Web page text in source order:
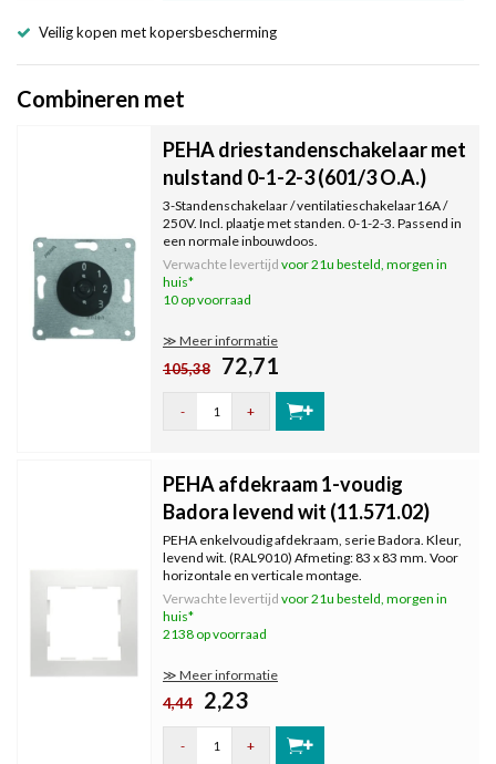
Veilig kopen met kopersbescherming
Combineren met
PEHA driestandenschakelaar met
nulstand 0-1-2-3 (601/3 O.A.)
3-Standenschakelaar / ventilatieschakelaar16A /
250V. Incl. plaatje met standen. 0-1-2-3. Passend in
een normale inbouwdoos.
Verwachte levertijd voor 21u besteld, morgen in
huis*
10 op voorraad
≫ Meer informatie
105,38 72,71
- +
PEHA afdekraam 1-voudig
Badora levend wit (11.571.02)
PEHA enkelvoudig afdekraam, serie Badora. Kleur,
levend wit. (RAL9010) Afmeting: 83 x 83 mm. Voor
horizontale en verticale montage.
Verwachte levertijd voor 21u besteld, morgen in
huis*
2138 op voorraad
≫ Meer informatie
4,44 2,23
- +